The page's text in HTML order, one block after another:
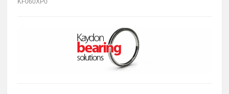
KF060XP0